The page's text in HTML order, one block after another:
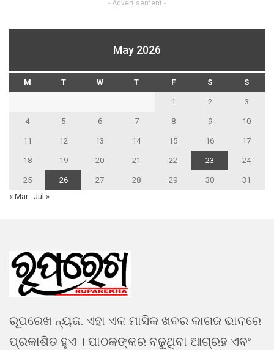
- Advertisement -
May 2026
M T W T F S S
1 2 3
4 5 6 7 8 9 10
11 12 13 14 15 16 17
18 19 20 21 22 23 24
25 26 27 28 29 30
31
« Mar Jul »
ରୂପରେଖ ନ୍ୟଜ. ଏହା ଏକ ମାସିକ ଖବର କାଗଜ ଭାବରେ
ପ୍ରକାଶିତ ହୁଏ । ପାଠକଙ୍କର ବଢୁଥିବା ଆଗ୍ରହ ଏବଂ